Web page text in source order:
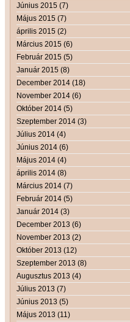
Június 2015 (7)
Május 2015 (7)
április 2015 (2)
Március 2015 (6)
Február 2015 (5)
Január 2015 (8)
December 2014 (18)
November 2014 (6)
Október 2014 (5)
Szeptember 2014 (3)
Július 2014 (4)
Június 2014 (6)
Május 2014 (4)
április 2014 (8)
Március 2014 (7)
Február 2014 (5)
Január 2014 (3)
December 2013 (6)
November 2013 (2)
Október 2013 (12)
Szeptember 2013 (8)
Augusztus 2013 (4)
Július 2013 (7)
Június 2013 (5)
Május 2013 (11)